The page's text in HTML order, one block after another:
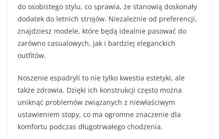
do osobistego stylu, co sprawia, że stanowią doskonały
dodatek do letnich strojów. Niezależnie od preferencji,
znajdziesz modele, które będą idealnie pasować do
zarówno casualowych, jak i bardziej eleganckich
outfitów.
Noszenie espadryli to nie tylko kwestia estetyki, ale
także zdrowia. Dzięki ich konstrukcji często można
uniknąć problemów związanych z niewłaściwym
ustawieniem stopy, co ma ogromne znaczenie dla
komfortu podczas długotrwałego chodzenia.